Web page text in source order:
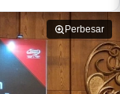
Perbesar